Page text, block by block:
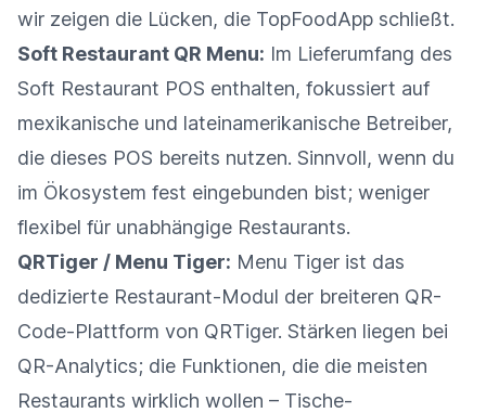
wir zeigen die Lücken, die TopFoodApp schließt.
Soft Restaurant QR Menu: Im Lieferumfang des
Soft Restaurant POS enthalten, fokussiert auf
mexikanische und lateinamerikanische Betreiber,
die dieses POS bereits nutzen. Sinnvoll, wenn du
im Ökosystem fest eingebunden bist; weniger
flexibel für unabhängige Restaurants.
QRTiger / Menu Tiger: Menu Tiger ist das
dedizierte Restaurant-Modul der breiteren QR-
Code-Plattform von QRTiger. Stärken liegen bei
QR-Analytics; die Funktionen, die die meisten
Restaurants wirklich wollen – Tische-